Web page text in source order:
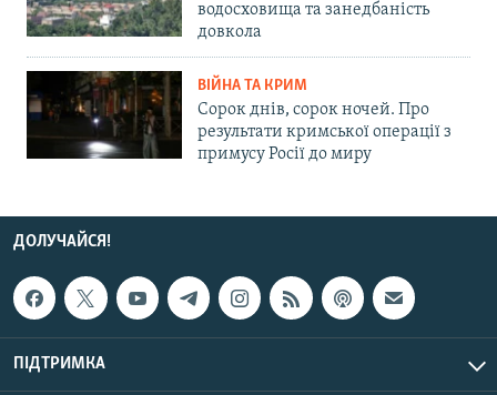
водосховища та занедбаність
довкола
ВІЙНА ТА КРИМ
Сорок днів, сорок ночей. Про
результати кримської операції з
примусу Росії до миру
ДОЛУЧАЙСЯ!
ПІДТРИМКА